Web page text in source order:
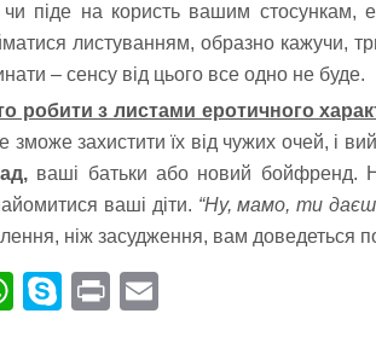
піде на користь вашим стосункам,
листуванням, образно кажучи,
– сенсу від цього все одно не буде.
робити з листами еротичного
зможе захистити їх від чужих очей, і
ваші батьки або новий
ваші діти. “Ну, мамо, ти
ніж засудження, вам доведеться
W
S
Pr